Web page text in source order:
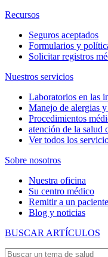
Recursos
Seguros aceptados
Formularios y
Solicitar registros
Nuestros servicios
Laboratorios en las
Manejo de alergias y
Procedimientos
atención de la salud
Ver todos los
Sobre nosotros
Nuestra oficina
Su centro médico
Remitir a un paciente
Blog y noticias
BUSCAR ARTÍCULOS